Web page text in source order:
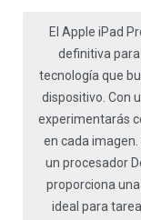
El Apple iPad
definitiva
tecnología que
dispositivo. Con
experimentarás
en cada
un procesador
proporciona
ideal para